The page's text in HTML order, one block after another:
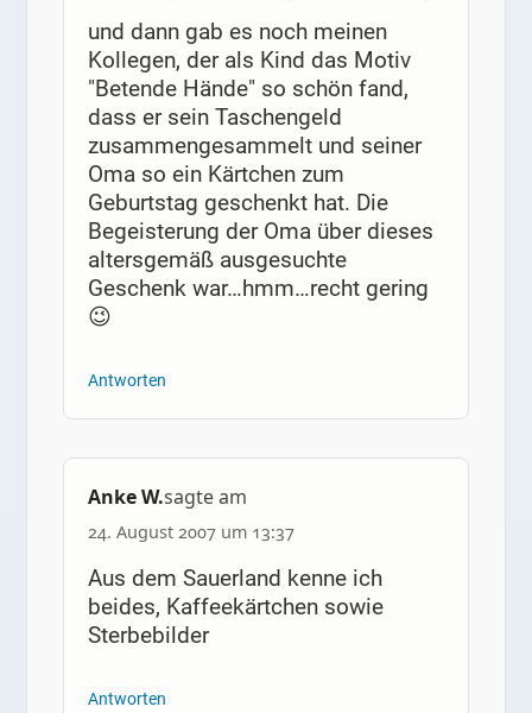
und dann gab es noch meinen
Kollegen, der als Kind das Motiv
"Betende Hände" so schön fand,
dass er sein Taschengeld
zusammengesammelt und seiner
Oma so ein Kärtchen zum
Geburtstag geschenkt hat. Die
Begeisterung der Oma über dieses
altersgemäß ausgesuchte
Geschenk war…hmm…recht gering
😉
Antworten
Anke W.sagte am
24. August 2007 um 13:37
Aus dem Sauerland kenne ich
beides, Kaffeekärtchen sowie
Sterbebilder
Antworten